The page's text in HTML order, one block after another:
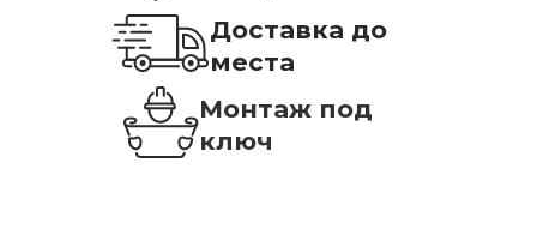
Доставка до
места
Монтаж под
ключ